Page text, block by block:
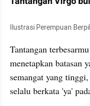
Ilustrasi Perempuan
Tantangan
menetapkan batasan
semangat yang
selalu berkata 'ya'